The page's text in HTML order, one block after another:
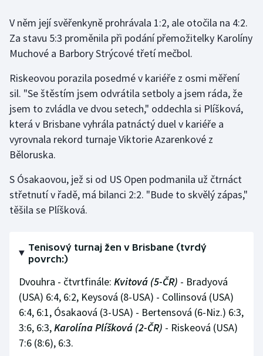
V něm její svěřenkyně prohrávala 1:2, ale otočila na 4:2.
Za stavu 5:3 proměnila při podání přemožitelky Karolíny
Muchové a Barbory Strýcové třetí mečbol.
Riskeovou porazila posedmé v kariéře z osmi měření
sil. "Se štěstím jsem odvrátila setboly a jsem ráda, že
jsem to zvládla ve dvou setech," oddechla si Plíšková,
která v Brisbane vyhrála patnáctý duel v kariéře a
vyrovnala rekord turnaje Viktorie Azarenkové z
Běloruska.
S Ósakaovou, jež si od US Open podmanila už čtrnáct
střetnutí v řadě, má bilanci 2:2. "Bude to skvělý zápas,"
těšila se Plíšková.
Tenisový turnaj žen v Brisbane (tvrdý
povrch:)
Dvouhra - čtvrtfinále: Kvitová (5-ČR) - Bradyová
(USA) 6:4, 6:2, Keysová (8-USA) - Collinsová (USA)
6:4, 6:1, Ósakaová (3-USA) - Bertensová (6-Niz.) 6:3,
3:6, 6:3,Karolína Plíšková (2-ČR) - Riskeová (USA)
7:6 (8:6), 6:3.